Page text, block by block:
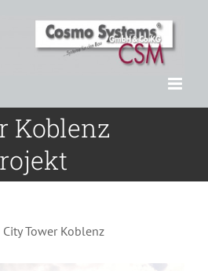
Koblenz
City Tower Koblenz